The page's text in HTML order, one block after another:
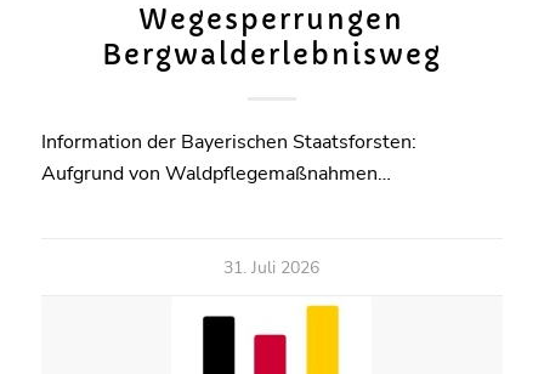
Wegesperrungen
Bergwalderlebnisweg
Information der Bayerischen Staatsforsten:
Aufgrund von Waldpflegemaßnahmen…
31. Juli 2026